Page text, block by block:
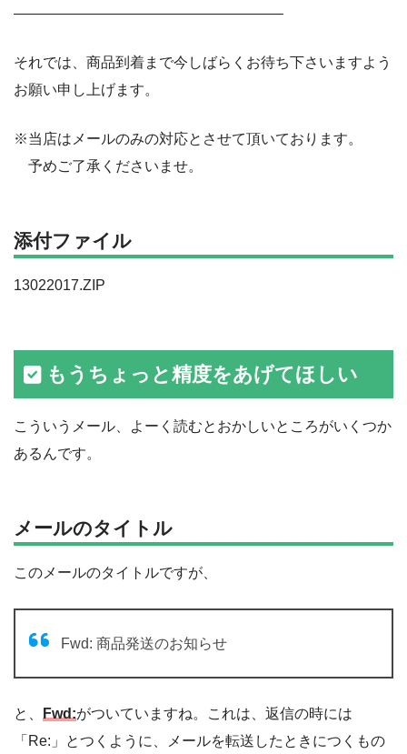
——————————————————–
それでは、商品到着まで今しばらくお待ち下さいますよう
お願い申し上げます。
※当店はメールのみの対応とさせて頂いております。
予めご了承くださいませ。
添付ファイル
13022017.ZIP
もうちょっと精度をあげてほしい
こういうメール、よーく読むとおかしいところがいくつか
あるんです。
メールのタイトル
このメールのタイトルですが、
Fwd: 商品発送のお知らせ
と、 Fwd:がついていますね。これは、返信の時には
「Re:」とつくように、メールを転送したときにつくもの